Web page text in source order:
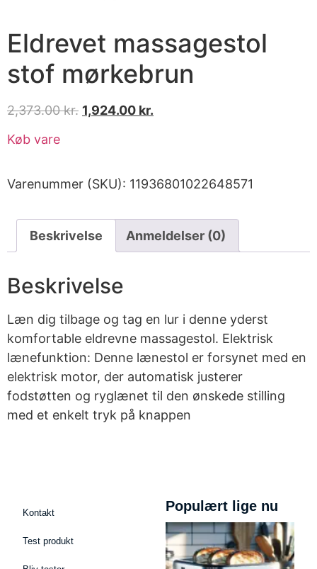
Eldrevet massagestol
stof mørkebrun
2,373.00kr. 1,924.00 kr.
Køb vare
Varenummer (SKU): 11936801022648571
Beskrivelse Anmeldelser (0)
Beskrivelse
Læn dig tilbage og tag en lur i denne yderst
komfortable eldrevne massagestol. Elektrisk
lænefunktion: Denne lænestol er forsynet med en
elektrisk motor, der automatisk justerer
fodstøtten og ryglænet til den ønskede stilling
med et enkelt tryk på knappen
Kontakt
Test produkt
Populært lige nu